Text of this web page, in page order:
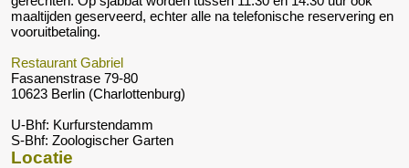
maaltijden geserveerd, echter alle na telefonische reservering en
vooruitbetaling.
Restaurant Gabriel
Fasanenstrase 79-80
10623 Berlin (Charlottenburg)
U-Bhf: Kurfurstendamm
S-Bhf: Zoologischer Garten
Locatie